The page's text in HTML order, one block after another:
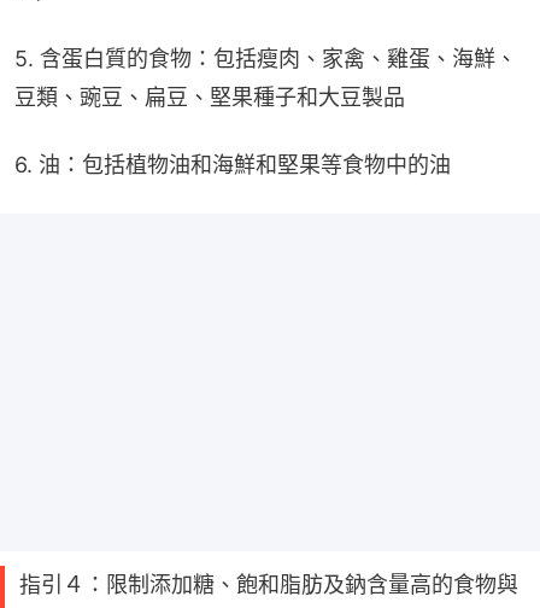
5. 含蛋白質的食物：包括瘦肉、家禽、雞蛋、海鮮、
豆類、豌豆、扁豆、堅果種子和大豆製品
6. 油：包括植物油和海鮮和堅果等食物中的油
指引４：限制添加糖、飽和脂肪及鈉含量高的食物與